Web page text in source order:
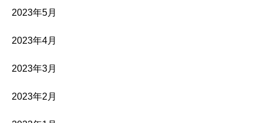
2023年5月
2023年4月
2023年3月
2023年2月